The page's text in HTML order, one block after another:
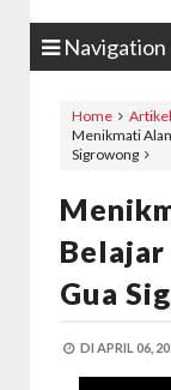
Navigation
Home
Artikel
Menikmati
Sigrowong
Belajar
Gua
DI APRIL 06,